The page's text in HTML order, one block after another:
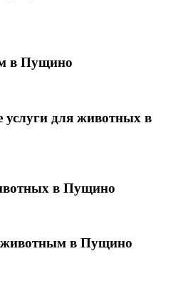
в Пущино
услуги для животных в
в Пущино
животным в Пущино